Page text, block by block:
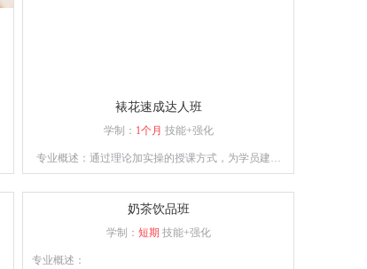
裱花速成达人班
学制： 1个月 技能+强化
专业概述：通过理论加实操的授课方式，为学员建立
奶茶饮品班
学制： 短期 技能+强化
专业概述：